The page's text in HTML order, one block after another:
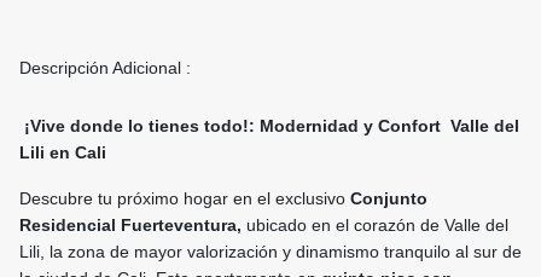
Descripción Adicional :
¡Vive donde lo tienes todo!: Modernidad y Confort Valle del
Lili en Cali
Descubre tu próximo hogar en el exclusivo Conjunto
Residencial Fuerteventura, ubicado en el corazón de Valle del
Lili, la zona de mayor valorización y dinamismo tranquilo al sur de